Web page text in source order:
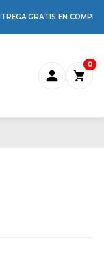
GRATIS EN
0